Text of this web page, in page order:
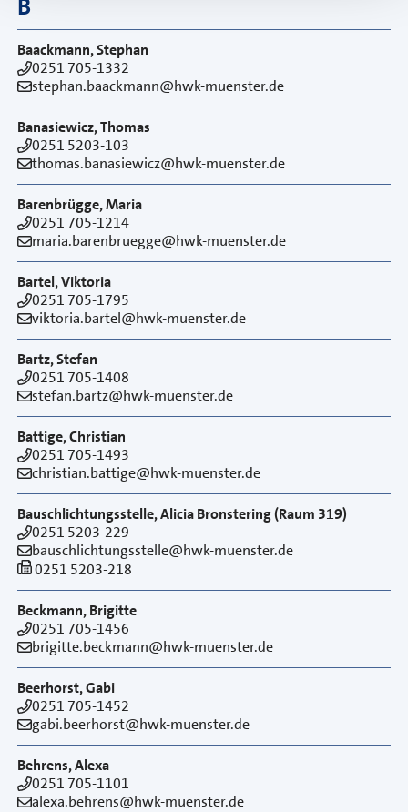
B
Baackmann, Stephan
0251 705-1332
stephan.baackmann@hwk-muenster.de
Banasiewicz, Thomas
0251 5203-103
thomas.banasiewicz@hwk-muenster.de
Barenbrügge, Maria
0251 705-1214
maria.barenbruegge@hwk-muenster.de
Bartel, Viktoria
0251 705-1795
viktoria.bartel@hwk-muenster.de
Bartz, Stefan
0251 705-1408
stefan.bartz@hwk-muenster.de
Battige, Christian
0251 705-1493
christian.battige@hwk-muenster.de
Bauschlichtungsstelle, Alicia Bronstering (Raum 319)
0251 5203-229
bauschlichtungsstelle@hwk-muenster.de
0251 5203-218
Beckmann, Brigitte
0251 705-1456
brigitte.beckmann@hwk-muenster.de
Beerhorst, Gabi
0251 705-1452
gabi.beerhorst@hwk-muenster.de
Behrens, Alexa
0251 705-1101
alexa.behrens@hwk-muenster.de